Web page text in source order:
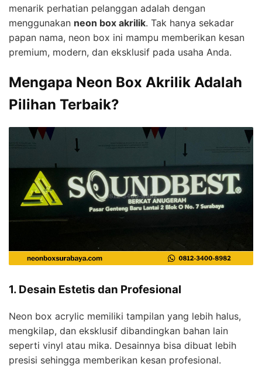
menarik perhatian pelanggan adalah dengan
menggunakan neon box akrilik. Tak hanya sekadar
papan nama, neon box ini mampu memberikan kesan
premium, modern, dan eksklusif pada usaha Anda.
Mengapa Neon Box Akrilik Adalah
Pilihan Terbaik?
1. Desain Estetis dan Profesional
Neon box acrylic memiliki tampilan yang lebih halus,
mengkilap, dan eksklusif dibandingkan bahan lain
seperti vinyl atau mika. Desainnya bisa dibuat lebih
presisi sehingga memberikan kesan profesional.